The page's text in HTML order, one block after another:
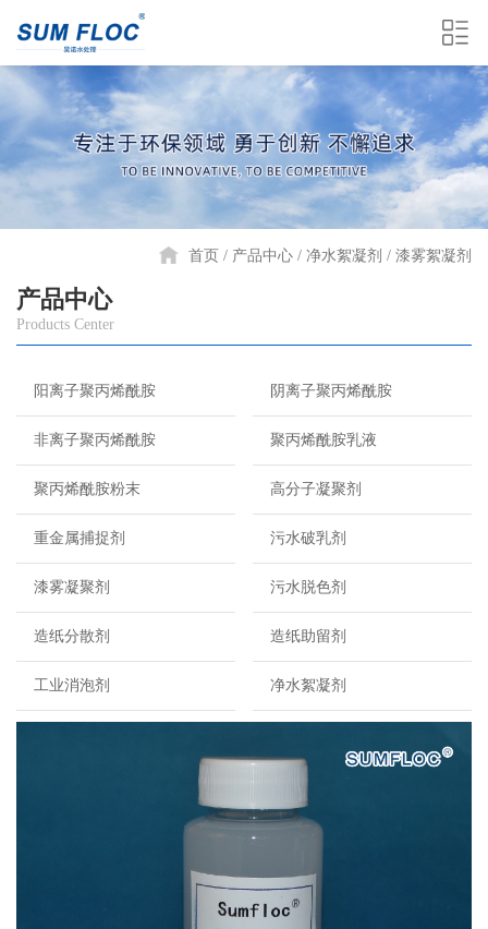
首页 产品中心 净水絮凝剂 漆雾絮凝剂
产品中心
Products Center
阳离子聚丙烯酰胺 阴离子聚丙烯酰胺
非离子聚丙烯酰胺 聚丙烯酰胺乳液
聚丙烯酰胺粉末 高分子凝聚剂
重金属捕捉剂 污水破乳剂
漆雾凝聚剂 污水脱色剂
造纸分散剂 造纸助留剂
工业消泡剂 净水絮凝剂